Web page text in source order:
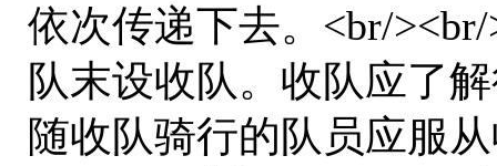
依次传递下去。<br/
队末设收队。收队应了
随收队骑行的队员应服